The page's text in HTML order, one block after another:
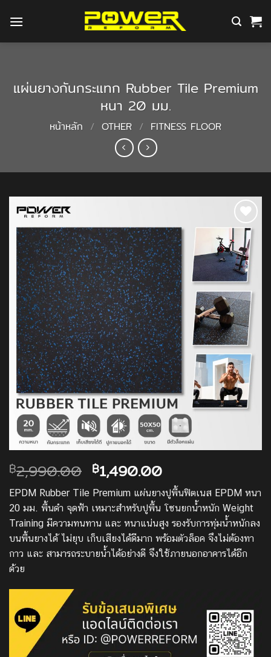
แผ่นยางกันกระแทก Rubber Tile Premium
หนา 20 มม.
หน้าหลัก / OTHER / FITNESS FLOOR
Add to
Wishlist
฿2,990.00 Original
price
was:
฿2,990.00.
฿1,490.00Current
price
is:
฿1,490.00.
EPDM Rubber Tile Premium แผ่นยางปูพื้นฟิตเนส EPDM หนา
20 มม. พื้นดำ จุดฟ้า เหมาะสำหรับปูพื้น โซนยกน้ำหนัก Weight
Training มีความทนทาน และ หนาแน่นสูง รองรับการทุ่มน้ำหนักลง
บนพื้นยางได้ ไม่ยุบ เก็บเสียงได้ดีมาก พร้อมตัวล็อค จึงไม่ต้องทา
กาว และ สามารถระบายน้ำได้อย่างดี จึงใช้ภายนอกอาคารได้อีก
ด้วย